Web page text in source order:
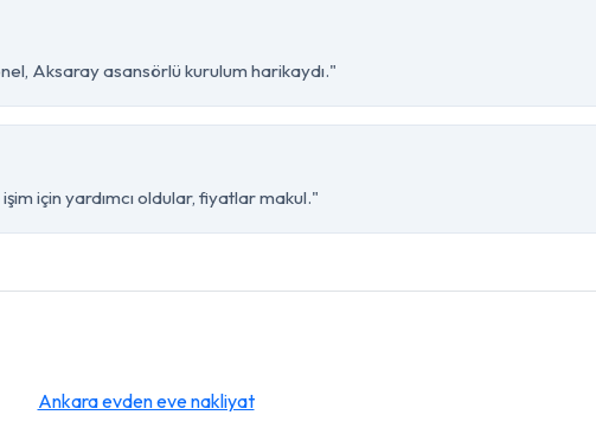
Aksaray asansörlü kurulum harikaydı."
için yardımcı oldular, fiyatlar makul."
Ankara evden eve nakliyat